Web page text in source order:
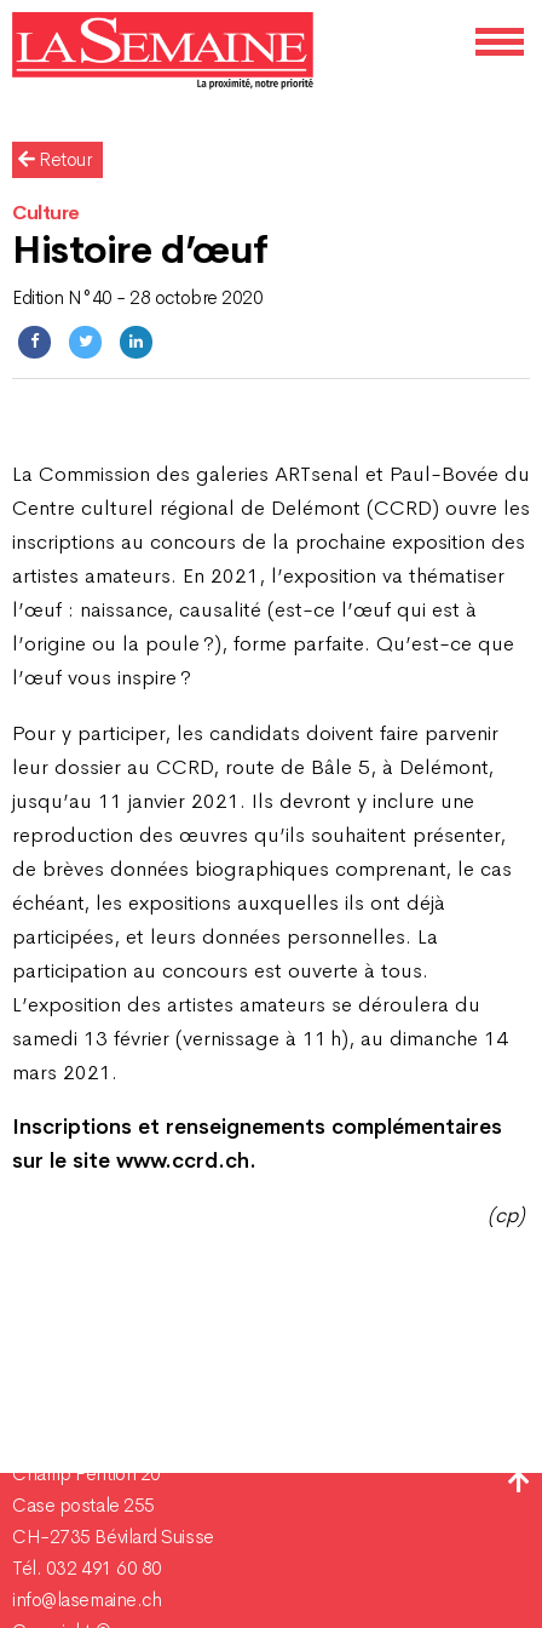
Retour
Culture
Histoire d’œuf
Edition N°40 - 28 octobre 2020
La Commission des galeries ARTsenal et Paul-Bovée du
Centre culturel régional de Delémont (CCRD) ouvre les
inscriptions au concours de la prochaine exposition des
artistes amateurs. En 2021, l’exposition va thématiser
l’œuf : naissance, causalité (est-ce l’œuf qui est à
l’origine ou la poule ?), forme parfaite. Qu’est-ce que
l’œuf vous inspire ?
Pour y participer, les candidats doivent faire parvenir
leur dossier au CCRD, route de Bâle 5, à Delémont,
jusqu’au 11 janvier 2021. Ils devront y inclure une
reproduction des œuvres qu’ils souhaitent présenter,
de brèves données biographiques comprenant, le cas
échéant, les expositions auxquelles ils ont déjà
participées, et leurs données personnelles. La
participation au concours est ouverte à tous.
L’exposition des artistes amateurs se déroulera du
samedi 13 février (vernissage à 11 h), au dimanche 14
mars 2021.
Inscriptions et renseignements complémentaires
sur le site www.ccrd.ch.
(cp)
Champ Pention 20
Case postale 255
CH-2735 Bévilard Suisse
Tél. 032 491 60 80
info@lasemaine.ch